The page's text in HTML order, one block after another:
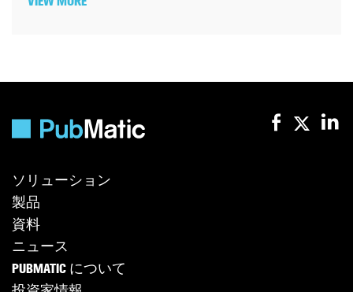
ソリューション
製品
資料
ニュース
PUBMATIC について